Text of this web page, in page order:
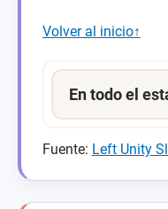
Volver al inicio↑
En todo el
Fuente: Left Unity